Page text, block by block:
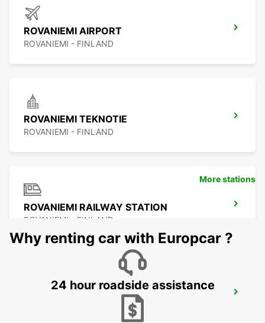
ROVANIEMI AIRPORT
ROVANIEMI - FINLAND
ROVANIEMI TEKNOTIE
ROVANIEMI - FINLAND
ROVANIEMI RAILWAY STATION
ROVANIEMI - FINLAND
More stations
Why renting car with Europcar ?
24 hour roadside assistance